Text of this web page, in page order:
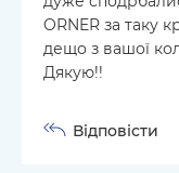
ORNER за таку
дещо з вашої
Дякую!!
Відповісти